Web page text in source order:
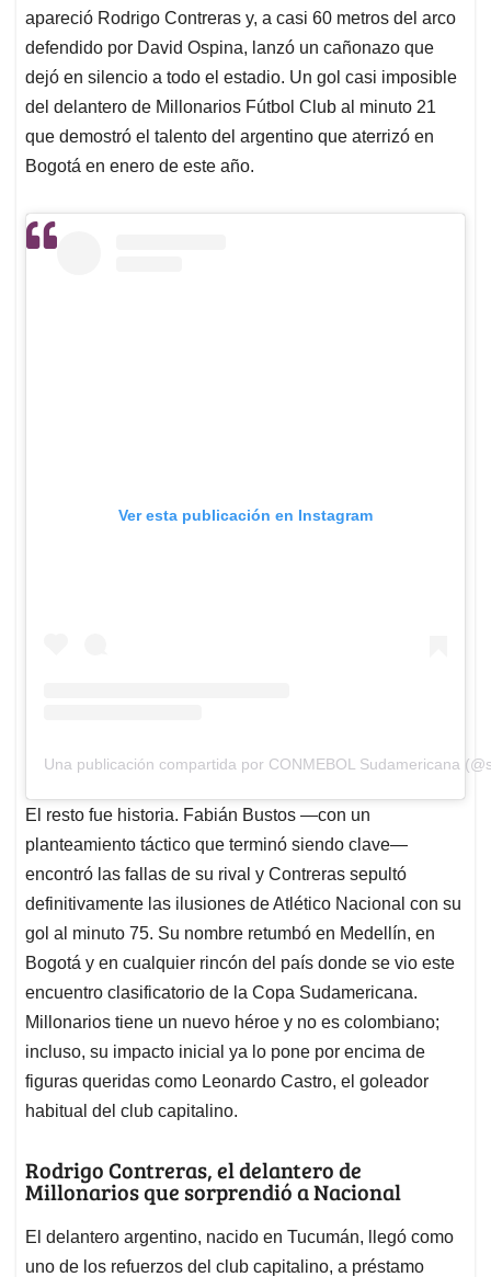
apareció Rodrigo Contreras y, a casi 60 metros del arco
defendido por David Ospina, lanzó un cañonazo que
dejó en silencio a todo el estadio. Un gol casi imposible
del delantero de Millonarios Fútbol Club al minuto 21
que demostró el talento del argentino que aterrizó en
Bogotá en enero de este año.
Ver esta publicación en Instagram
Una publicación compartida por CONMEBOL Sudamericana
El resto fue historia. Fabián Bustos —con un
planteamiento táctico que terminó siendo clave—
encontró las fallas de su rival y Contreras sepultó
definitivamente las ilusiones de Atlético Nacional con su
gol al minuto 75. Su nombre retumbó en Medellín, en
Bogotá y en cualquier rincón del país donde se vio este
encuentro clasificatorio de la Copa Sudamericana.
Millonarios tiene un nuevo héroe y no es colombiano;
incluso, su impacto inicial ya lo pone por encima de
figuras queridas como Leonardo Castro, el goleador
habitual del club capitalino.
Rodrigo Contreras, el delantero de
Millonarios que sorprendió a Nacional
El delantero argentino, nacido en Tucumán, llegó como
uno de los refuerzos del club capitalino, a préstamo